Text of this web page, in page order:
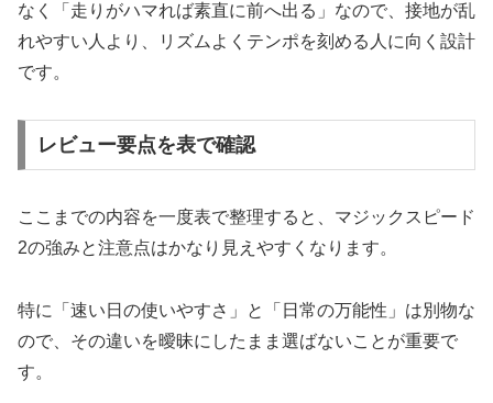
なく「走りがハマれば素直に前へ出る」なので、接地が乱
れやすい人より、リズムよくテンポを刻める人に向く設計
です。
レビュー要点を表で確認
ここまでの内容を一度表で整理すると、マジックスピード
2の強みと注意点はかなり見えやすくなります。
特に「速い日の使いやすさ」と「日常の万能性」は別物な
ので、その違いを曖昧にしたまま選ばないことが重要で
す。